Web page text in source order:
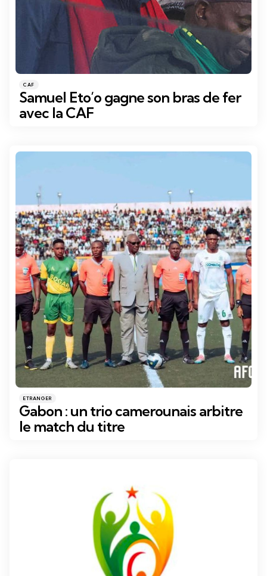
Catégories
Posté
dans
CAF
Samuel Eto’o gagne son bras de fer
avec la CAF
Catégories
Posté
dans
ETRANGER
Gabon : un trio camerounais arbitre
le match du titre